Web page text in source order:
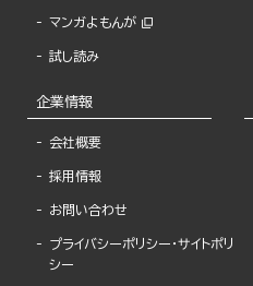
マンガよもんが
試し読み
企業情報
会社概要
採用情報
お問い合わせ
プライバシーポリシー・サイトポリ
シー